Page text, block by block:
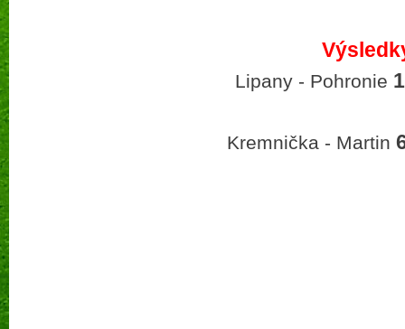
Lipany - Pohronie
Kremnička - Martin